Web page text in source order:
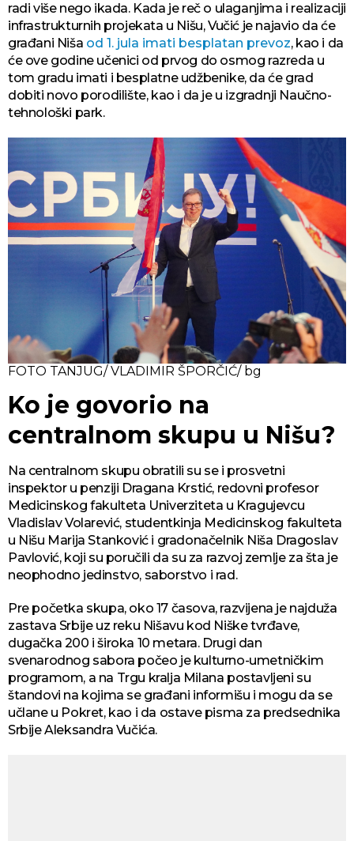
radi više nego ikada. Kada je reč o ulaganjima i realizaciji
infrastrukturnih projekata u Nišu, Vučić je najavio da će
građani Niša od 1. jula imati besplatan prevoz, kao i da
će ove godine učenici od prvog do osmog razreda u
tom gradu imati i besplatne udžbenike, da će grad
dobiti novo porodilište, kao i da je u izgradnji Naučno-
tehnološki park.
FOTO TANJUG/ VLADIMIR ŠPORČIĆ/ bg
Ko je govorio na
centralnom skupu u Nišu?
Na centralnom skupu obratili su se i prosvetni
inspektor u penziji Dragana Krstić, redovni profesor
Medicinskog fakulteta Univerziteta u Kragujevcu
Vladislav Volarević, studentkinja Medicinskog fakulteta
u Nišu Marija Stanković i gradonačelnik Niša Dragoslav
Pavlović, koji su poručili da su za razvoj zemlje za šta je
neophodno jedinstvo, saborstvo i rad.
Pre početka skupa, oko 17 časova, razvijena je najduža
zastava Srbije uz reku Nišavu kod Niške tvrđave,
dugačka 200 i široka 10 metara. Drugi dan
svenarodnog sabora počeo je kulturno-umetničkim
programom, a na Trgu kralja Milana postavljeni su
štandovi na kojima se građani informišu i mogu da se
učlane u Pokret, kao i da ostave pisma za predsednika
Srbije Aleksandra Vučića.